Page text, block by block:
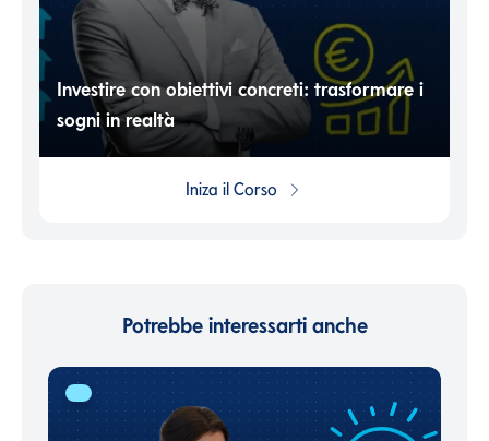
Investire con obiettivi concreti: trasformare i
sogni in realtà
Iniza il Corso
Potrebbe interessarti anche